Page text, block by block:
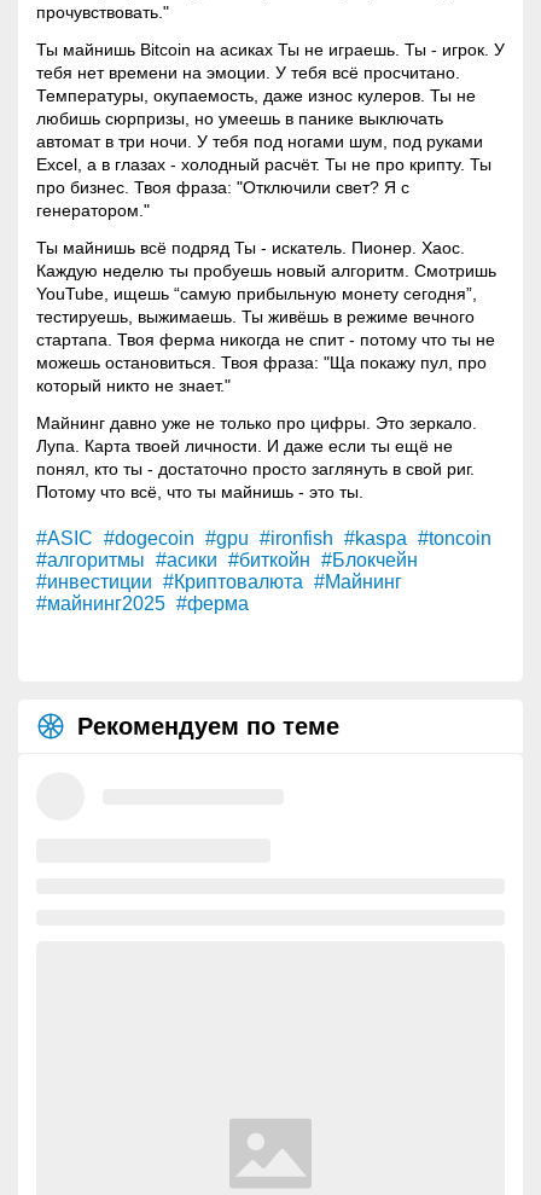
прочувствовать."
Ты майнишь Bitcoin на асиках Ты не играешь. Ты - игрок. У
тебя нет времени на эмоции. У тебя всё просчитано.
Температуры, окупаемость, даже износ кулеров. Ты не
любишь сюрпризы, но умеешь в панике выключать
автомат в три ночи. У тебя под ногами шум, под руками
Excel, а в глазах - холодный расчёт. Ты не про крипту. Ты
про бизнес. Твоя фраза: "Отключили свет? Я с
генератором."
Ты майнишь всё подряд Ты - искатель. Пионер. Хаос.
Каждую неделю ты пробуешь новый алгоритм. Смотришь
YouTube, ищешь “самую прибыльную монету сегодня”,
тестируешь, выжимаешь. Ты живёшь в режиме вечного
стартапа. Твоя ферма никогда не спит - потому что ты не
можешь остановиться. Твоя фраза: "Ща покажу пул, про
который никто не знает."
Майнинг давно уже не только про цифры. Это зеркало.
Лупа. Карта твоей личности. И даже если ты ещё не
понял, кто ты - достаточно просто заглянуть в свой риг.
Потому что всё, что ты майнишь - это ты.
#ASIC #dogecoin #gpu #ironfish #kaspa #toncoin
#алгоритмы #асики #биткойн #Блокчейн
#инвестиции #Криптовалюта #Майнинг
#майнинг2025 #ферма
Рекомендуем по теме